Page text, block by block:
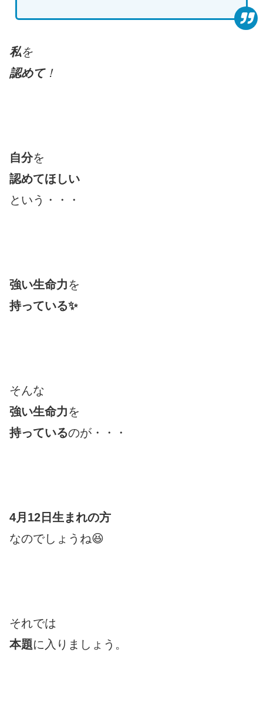
私を
認めて！
自分を
認めてほしい
という・・・
強い生命力を
持っている✨
そんな
強い生命力を
持っているのが・・・
4月12日生まれの方
なのでしょうね😆
それでは
本題に入りましょう。